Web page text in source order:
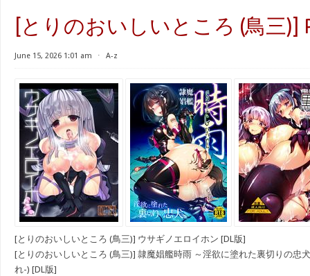
[とりのおいしいところ (鳥三)]
June 15, 2026 1:01 am ⋅ A-z
[とりのおいしいところ (鳥三)] ウサギノエロイホン [DL版]
[とりのおいしいところ (鳥三)] 隷魔娼艦時雨 ～淫欲に塗れた裏切りの忠
れ-) [DL版]